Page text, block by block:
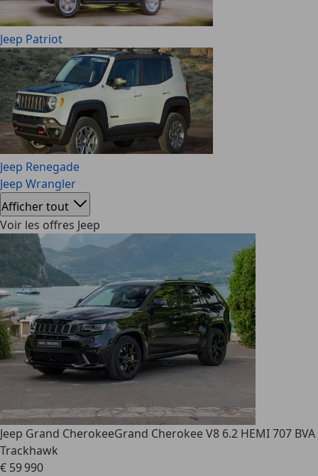
Jeep Patriot
Jeep Renegade
Jeep Wrangler
Afficher tout
Voir les offres Jeep
Jeep Grand CherokeeGrand Cherokee V8 6.2 HEMI 707 BVA
Trackhawk
€ 59 990